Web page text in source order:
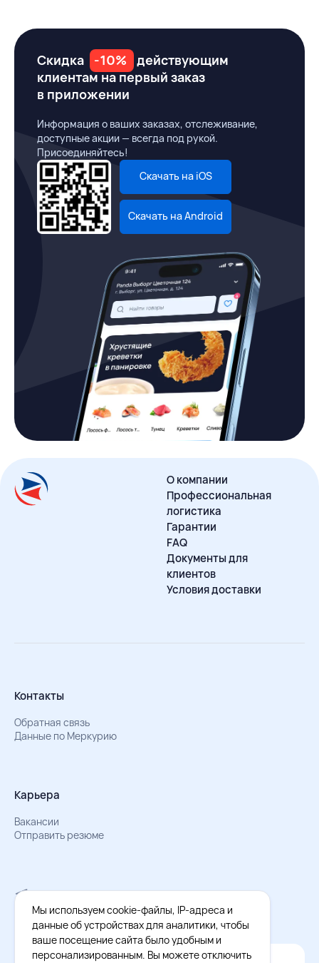
Скидка -10%
действующим
клиентам на первый заказ
в приложении
Информация о ваших заказах, отслеживание,
доступные акции — всегда под рукой.
Присоединяйтесь!
Скачать на iOS
Скачать на Android
О компании
Профессиональная
логистика
Гарантии
FAQ
Документы для
клиентов
Условия доставки
Контакты
Обратная связь
Данные по Меркурию
Карьера
Вакансии
Отправить резюме
Мы в Телеграм
Документы об обработке персональных данных
Охрана труда – результаты СОУТ
Официальное приложение Восток - Запад
Мы используем cookie-файлы, IP-адреса и
данные об устройствах для аналитики, чтобы
ваше посещение сайта было удобным и
персонализированным. Вы можете отключить